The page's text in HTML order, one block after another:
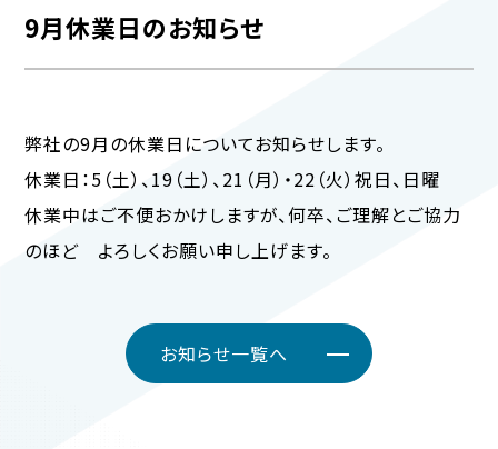
9月休業日のお知らせ
弊社の9月の休業日についてお知らせします。
休業日：5（土）、19（土）、21（月）・22（火）祝日、日曜
休業中はご不便おかけしますが、何卒、ご理解とご協力
のほど よろしくお願い申し上げます。
お知らせ一覧へ